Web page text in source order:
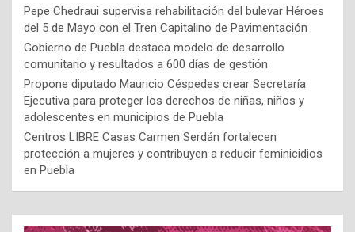
Pepe Chedraui supervisa rehabilitación del bulevar Héroes
del 5 de Mayo con el Tren Capitalino de Pavimentación
Gobierno de Puebla destaca modelo de desarrollo
comunitario y resultados a 600 días de gestión
Propone diputado Mauricio Céspedes crear Secretaría
Ejecutiva para proteger los derechos de niñas, niños y
adolescentes en municipios de Puebla
Centros LIBRE Casas Carmen Serdán fortalecen
protección a mujeres y contribuyen a reducir feminicidios
en Puebla